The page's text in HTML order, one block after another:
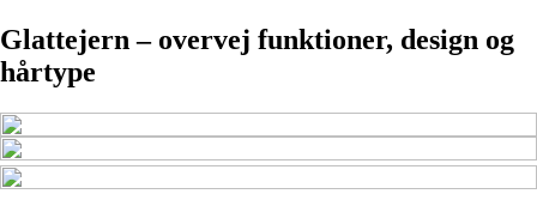
Glattejern – overvej funktioner, design og
hårtype